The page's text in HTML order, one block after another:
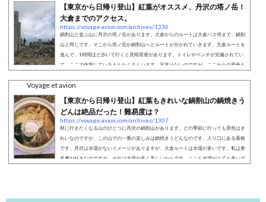
【東京から日帰り登山】紅葉がオススメ、丹沢の塔ノ岳！
大倉までのアクセス。
https://voyage-avion.com/archives/1336
鍋割山と並ぶ山に丹沢の塔ノ岳があります。大倉からのルートは大倉バス停まで、鍋割
山と同じです。そこから塔ノ岳か鍋割山へとルートが分かれていきます。大倉ルートを
進んで、1時間ほど歩いて行くと見晴茶屋があります。トイレやベンチが完備されてい
て、ここで休憩している人もたくさんいます。写真はないのですが、ここからの景色も
登山です。行程のほとんどが階段です。何より辛いのが、そのルートが真っ直ぐという
Voyage et avion
【東京から日帰り登山】紅葉もきれいな鍋割山の鍋焼きう
どんは絶品だった！難易度は？
https://voyage-avion.com/archives/1307
秋に行きたくなる山のひとつに丹沢の鍋割山があります。どの季節に行っても景色はき
れいなのですが、この山での一番の楽しみは鍋焼きうどんなのです。入り口にある看板
です。丹沢は水場がないイメージがありますが、大倉ルートは水場が多いです。私は奥
多摩が好きなのですが、それは水場が多く美しいからです。ここも水場がとても多いで